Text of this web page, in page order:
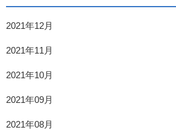
2021年12月
2021年11月
2021年10月
2021年09月
2021年08月